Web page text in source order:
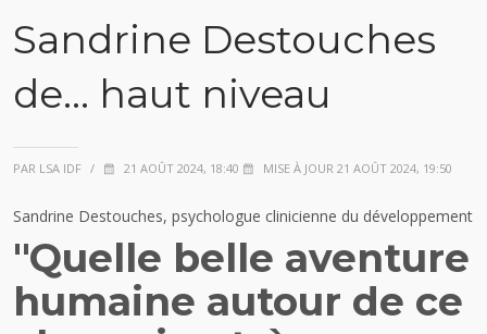
Sandrine Destouches
de... haut niveau
PAR LSA IDF / 21 AOÛT 2024, 18:40 MISE À JOUR 21 AOÛT 2024, 19:50
Sandrine Destouches, psychologue clinicienne du développement
"Quelle belle aventure
humaine autour de ce